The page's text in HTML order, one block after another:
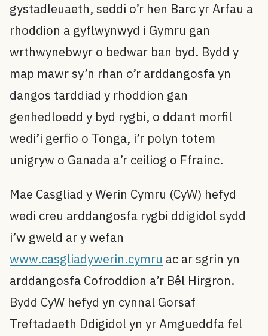
gystadleuaeth, seddi o’r hen Barc yr Arfau a
rhoddion a gyflwynwyd i Gymru gan
wrthwynebwyr o bedwar ban byd. Bydd y
map mawr sy’n rhan o’r arddangosfa yn
dangos tarddiad y rhoddion gan
genhedloedd y byd rygbi, o ddant morfil
wedi’i gerfio o Tonga, i’r polyn totem
unigryw o Ganada a’r ceiliog o Ffrainc.
Mae Casgliad y Werin Cymru (CyW) hefyd
wedi creu arddangosfa rygbi ddigidol sydd
i’w gweld ar y wefan
www.casgliadywerin.cymru ac ar sgrin yn
arddangosfa Cofroddion a’r Bêl Hirgron.
Bydd CyW hefyd yn cynnal Gorsaf
Treftadaeth Ddigidol yn yr Amgueddfa fel